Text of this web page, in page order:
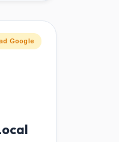
Google